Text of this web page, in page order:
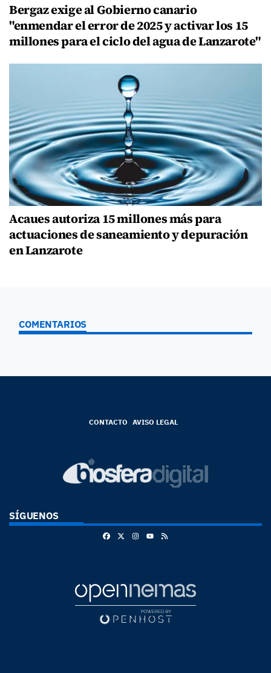
Bergaz exige al Gobierno canario
"enmendar el error de 2025 y activar los 15
millones para el ciclo del agua de Lanzarote"
Acaues autoriza 15 millones más para
actuaciones de saneamiento y depuración
en Lanzarote
COMENTARIOS
CONTACTO AVISO LEGAL
SÍGUENOS
FacebookInstagram